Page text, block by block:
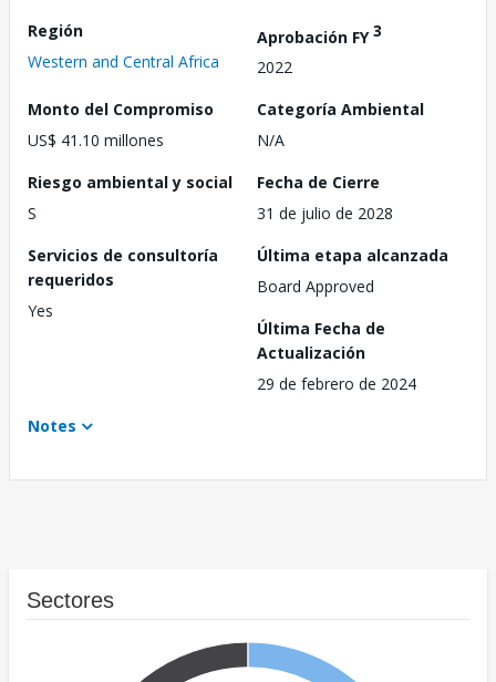
Región
Western and Central Africa
Aprobación FY3
2022
Monto del Compromiso
US$ 41.10 millones
Categoría Ambiental
N/A
Riesgo ambiental y social
S
Fecha de Cierre
31 de julio de 2028
Servicios de consultoría
requeridos
Yes
Última etapa alcanzada
Board Approved
Última Fecha de
Actualización
29 de febrero de 2024
Notes
Sectores